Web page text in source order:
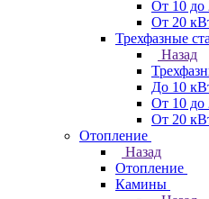
От 10 до
От 20
Трехфазные
Назад
До 10
От 10 до
От 20
Отопление
Назад
Отопление
Камины